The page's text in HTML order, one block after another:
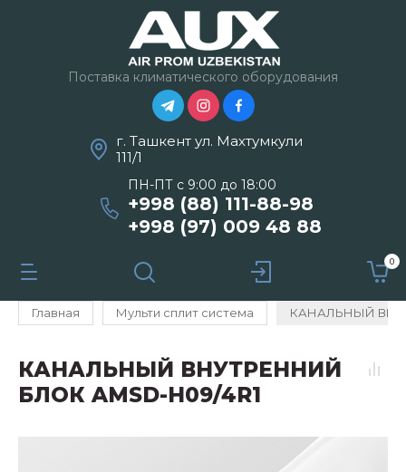
Поставка климатического оборудования
г. Ташкент ул. Махтумкули
111/1
ПН-ПТ с 9:00 до 18:00
+998 (88) 111-88-98
+998 (97) 009 48 88
0
Главная Мульти сплит система КАНАЛЬНЫЙ
КАНАЛЬНЫЙ ВНУТРЕННИЙ
БЛОК AMSD-H09/4R1